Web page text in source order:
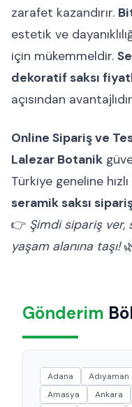
zarafet kazandırır.
estetik ve
için mükemmeldir.
dekoratif saksı
açısından
Online Sipariş ve
Lalezar Botanik
Türkiye geneline
seramik saksı
👉 Şimdi sipariş
yaşam alanına taşı!
Gönderim
Adana Adıyaman
Amasya
Ankara